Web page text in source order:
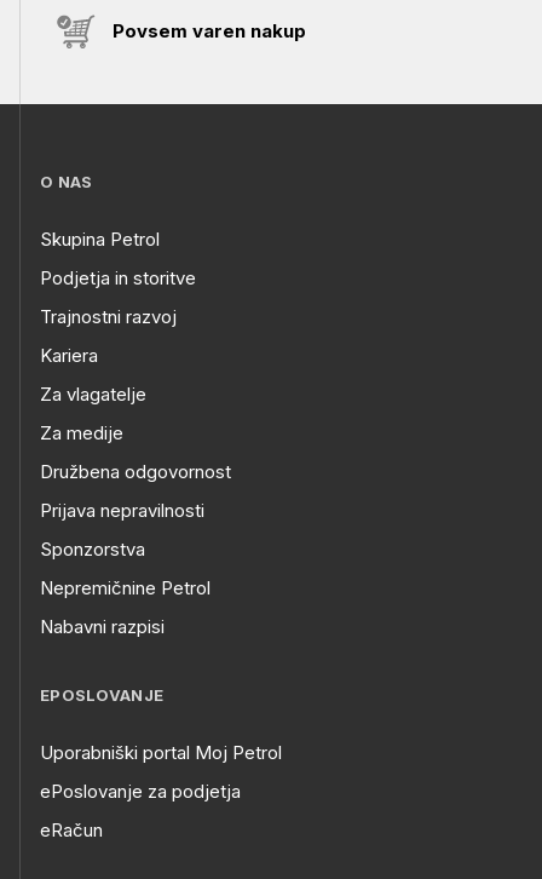
Povsem varen nakup
O NAS
Skupina Petrol
Podjetja in storitve
Trajnostni razvoj
Kariera
Za vlagatelje
Za medije
Družbena odgovornost
Prijava nepravilnosti
Sponzorstva
Nepremičnine Petrol
Nabavni razpisi
EPOSLOVANJE
Uporabniški portal Moj Petrol
ePoslovanje za podjetja
eRačun